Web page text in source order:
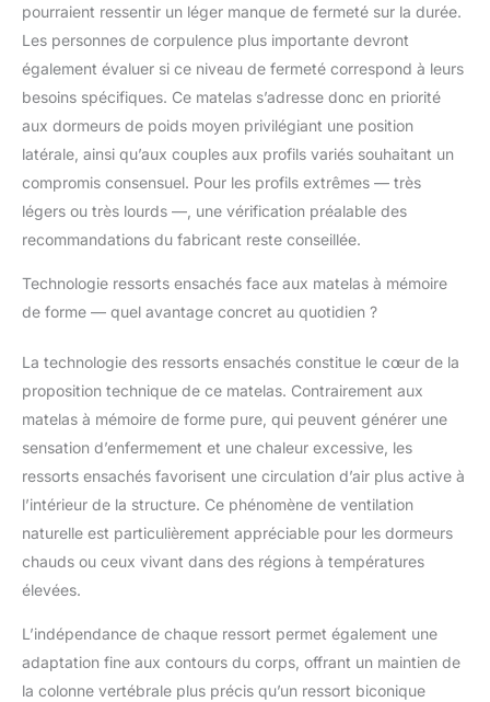
le matelas reprenne sa
forme. Une solution
premium, rapide et
sans contrainte.
90x190, 140x190,
160x200 et
180x200cm.
pourraient ressentir un léger manque de fermeté sur la durée.
Les personnes de corpulence plus importante devront
également évaluer si ce niveau de fermeté correspond à leurs
besoins spécifiques. Ce matelas s’adresse donc en priorité
aux dormeurs de poids moyen privilégiant une position
latérale, ainsi qu’aux couples aux profils variés souhaitant un
compromis consensuel. Pour les profils extrêmes — très
légers ou très lourds —, une vérification préalable des
recommandations du fabricant reste conseillée.
Technologie ressorts ensachés face aux matelas à mémoire
de forme — quel avantage concret au quotidien ?
La technologie des ressorts ensachés constitue le cœur de la
proposition technique de ce matelas. Contrairement aux
matelas à mémoire de forme pure, qui peuvent générer une
sensation d’enfermement et une chaleur excessive, les
ressorts ensachés favorisent une circulation d’air plus active à
l’intérieur de la structure. Ce phénomène de ventilation
naturelle est particulièrement appréciable pour les dormeurs
chauds ou ceux vivant dans des régions à températures
élevées.
L’indépendance de chaque ressort permet également une
adaptation fine aux contours du corps, offrant un maintien de
la colonne vertébrale plus précis qu’un ressort biconique